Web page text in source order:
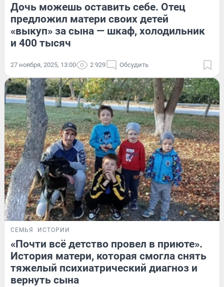
Дочь можешь оставить себе. Отец
предложил матери своих детей
«выкуп» за сына — шкаф, холодильник
и 400 тысяч
27 ноября, 2025, 13:00 2 929 Обсудить
СЕМЬЯ ИСТОРИИ
«Почти всё детство провел в приюте».
История матери, которая смогла снять
тяжелый психиатрический диагноз и
вернуть сына